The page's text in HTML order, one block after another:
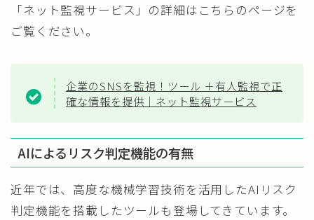
「ネット監視サービス」の詳細はこちらのページを
ご覧ください。
企業のSNSを監視！ツール ＋有人監視で正
確な情報を提供｜ネット監視サービス
AIによるリスク判定機能の有無
近年では、高度な機械学習技術を活用したAIリスク
判定機能を搭載したツールも登場してきています。